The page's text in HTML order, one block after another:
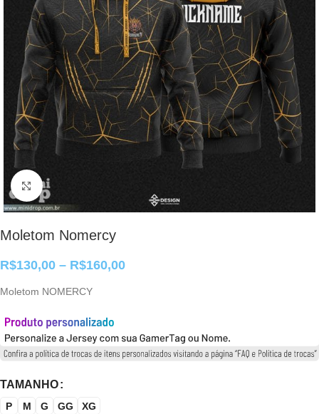
Clique para ampliar
Moletom Nomercy
R$130,00 – R$160,00
Moletom NOMERCY
TAMANHO
P M G GG XG